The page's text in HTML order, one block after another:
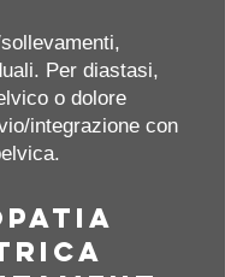
Per diastasi,
o dolore
integrazione con